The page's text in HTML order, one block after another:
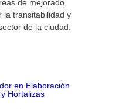
de mejorado,
la transitabilidad y
de la ciudad.